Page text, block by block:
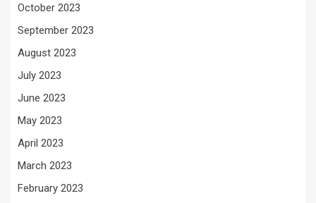
October 2023
September 2023
August 2023
July 2023
June 2023
May 2023
April 2023
March 2023
February 2023